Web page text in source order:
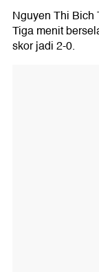
Nguyen Thi Bich
Tiga menit
skor jadi 2-0.